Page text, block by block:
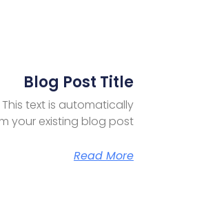
Blog Post Title
text is automatically
your existing blog post.
Read More